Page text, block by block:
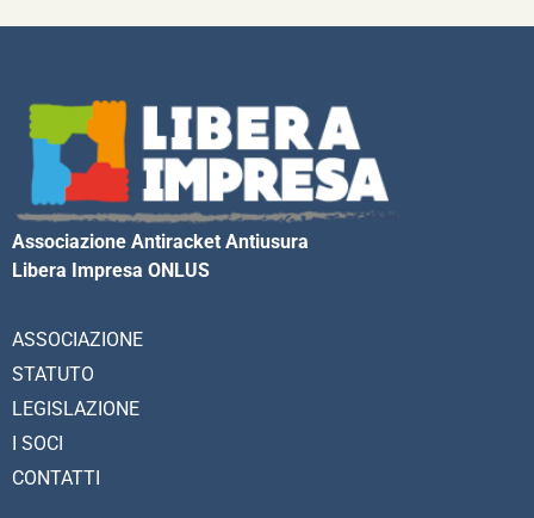
Associazione Antiracket Antiusura
Libera Impresa ONLUS
ASSOCIAZIONE
STATUTO
LEGISLAZIONE
I SOCI
CONTATTI